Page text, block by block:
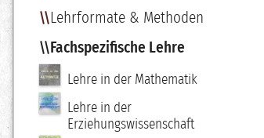
Lehrformate & Methoden
Fachspezifische Lehre
Lehre in der Mathematik
Lehre in der
Erziehungswissenschaft